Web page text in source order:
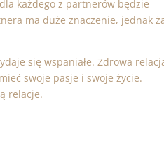
każdego z partnerów będzie
ma duże znaczenie, jednak
się wspaniałe. Zdrowa
swoje pasje i swoje życie.
relacje.